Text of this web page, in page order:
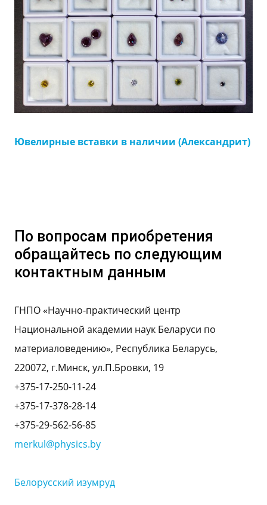
Ювелирные вставки в наличии (Александрит)
По вопросам приобретения
обращайтесь по следующим
контактным данным
ГНПО «Научно-практический центр
Национальной академии наук Беларуси по
материаловедению», Республика Беларусь,
220072, г.Минск, ул.П.Бровки, 19
+375-17-250-11-24
+375-17-378-28-14
+375-29-562-56-85
merkul@physics.by
Белорусский изумруд